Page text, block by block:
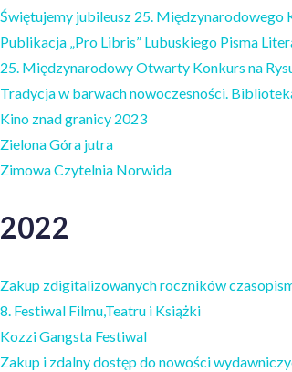
Świętujemy jubileusz 25. Międzynarodowego
Publikacja „Pro Libris” Lubuskiego Pisma
25. Międzynarodowy Otwarty Konkurs na
Tradycja w barwach nowoczesności.
Kino znad granicy 2023
Zielona Góra jutra
Zimowa Czytelnia Norwida
2022
Zakup zdigitalizowanych roczników
8. Festiwal Filmu,Teatru i Książki
Kozzi Gangsta Festiwal
Zakup i zdalny dostęp do nowości